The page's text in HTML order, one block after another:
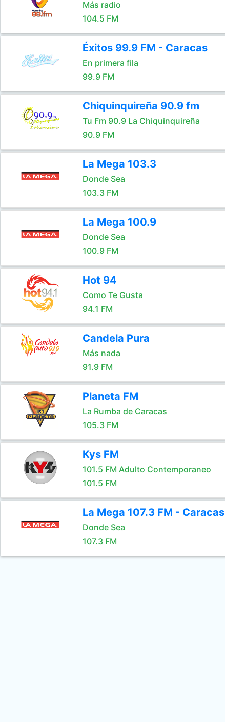
Más radio
104.5 FM
Éxitos 99.9 FM - Caracas
En primera fila
99.9 FM
Chiquinquireña 90.9 fm
Tu Fm 90.9 La Chiquinquireña
90.9 FM
La Mega 103.3
Donde Sea
103.3 FM
La Mega 100.9
Donde Sea
100.9 FM
Hot 94
Como Te Gusta
94.1 FM
Candela Pura
Más nada
91.9 FM
Planeta FM
La Rumba de Caracas
105.3 FM
Kys FM
101.5 FM Adulto Contemporaneo
101.5 FM
La Mega 107.3 FM - Caracas
Donde Sea
107.3 FM